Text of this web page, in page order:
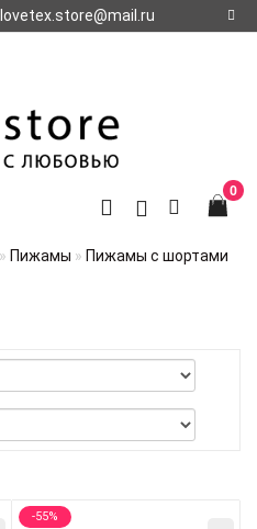
КОНТАКТЫ
О
0
Пижамы Пижамы с шортами
-55%